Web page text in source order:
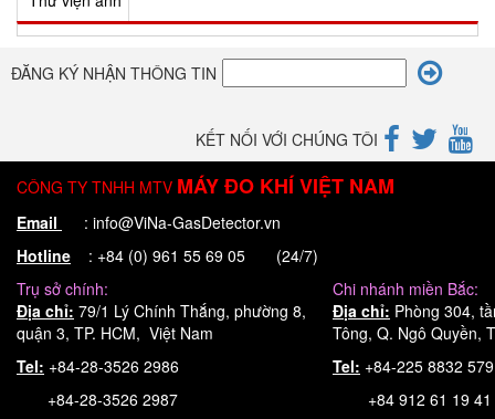
ĐĂNG KÝ NHẬN THÔNG TIN
KẾT NỐI VỚI CHÚNG TÔI
CÔNG TY TNHH MTV MÁY ĐO KHÍ VIỆT NAM
Email
: info@ViNa-GasDetector.vn
Hotline : +84 (0) 961 55 69 05 (24/7)
Trụ sở chính:
Chi nhánh miền Bắc:
Địa chỉ: 79/1 Lý Chính Thắng, phường 8,
quận 3, TP. HCM, Việt Nam
Địa chỉ: Phòng 304,
Tông, Q. Ngô Quyền,
Tel: +84-28-3526 2986
+84-28-3526 2987
Tel: +84-225 8832
+84 912 61 19 41